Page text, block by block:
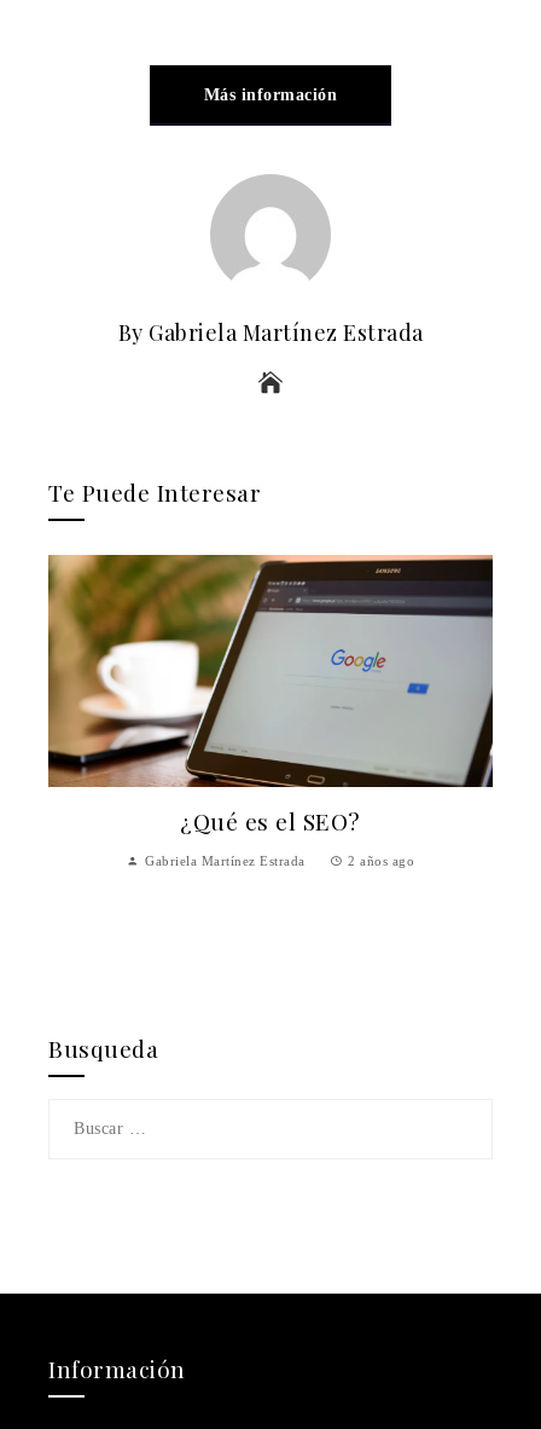
Más información
By Gabriela Martínez Estrada
Te Puede Interesar
¿Qué es el SEO?
Gabriela Martínez Estrada 2 años ago
Busqueda
Información